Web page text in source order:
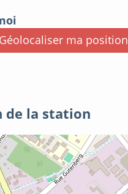
ma position
de la station